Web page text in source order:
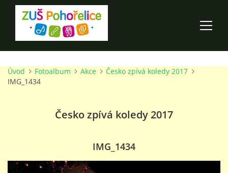
ÚVOD
O ŠKOLE
Úvod Fotoalbum Akce
Česko zpívá koledy 2017
IMG_1434
Česko zpívá koledy 2017
IMG_1434